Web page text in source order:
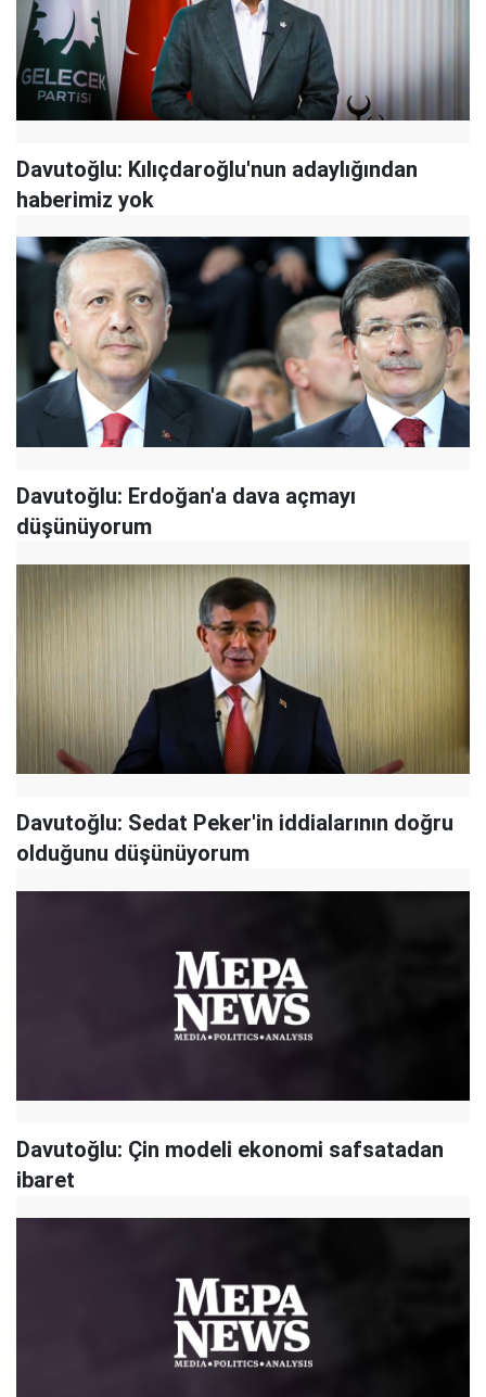
Davutoğlu: Kılıçdaroğlu'nun adaylığından
haberimiz yok
Davutoğlu: Erdoğan'a dava açmayı
düşünüyorum
Davutoğlu: Sedat Peker'in iddialarının doğru
olduğunu düşünüyorum
Davutoğlu: Çin modeli ekonomi safsatadan
ibaret